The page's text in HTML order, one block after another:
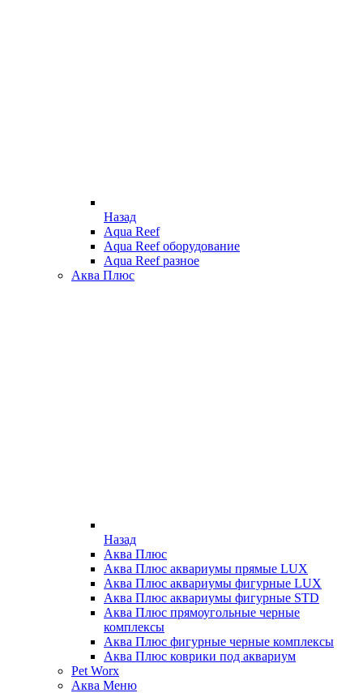
Назад
Aqua Reef
Aqua Reef оборудование
Aqua Reef разное
Аква Плюс
Назад
Аква Плюс
Аква Плюс аквариумы прямые LUX
Аква Плюс аквариумы фигурные LUX
Аква Плюс аквариумы фигурные STD
Аква Плюс прямоугольные черные
комплексы
Аква Плюс фигурные черные комплексы
Аква Плюс коврики под аквариум
Pet Worx
Аква Меню